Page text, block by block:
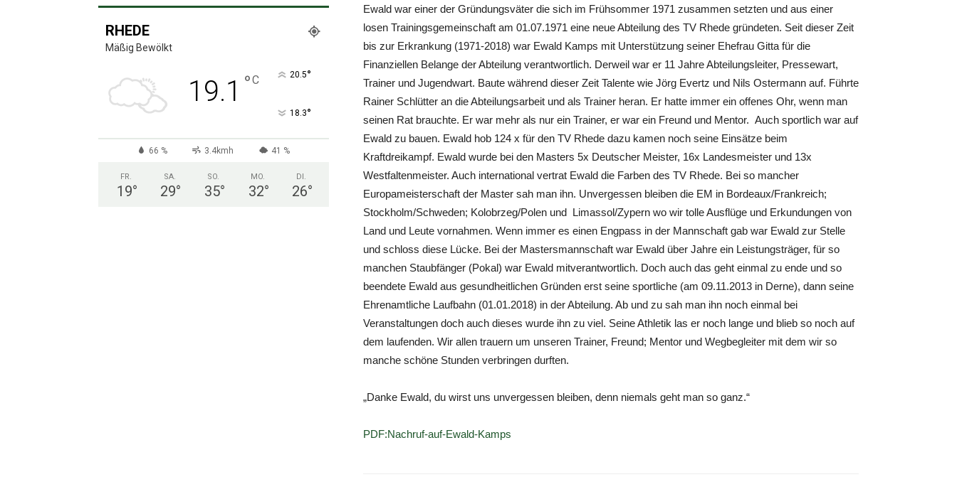
Ewald war einer der Gründungsväter die sich im Frühsommer 1971 zusammen setzten und aus einer
losen Trainingsgemeinschaft am 01.07.1971 eine neue Abteilung des TV Rhede gründeten. Seit dieser Zeit
bis zur Erkrankung (1971-2018) war Ewald Kamps mit Unterstützung seiner Ehefrau Gitta für die
Finanziellen Belange der Abteilung verantwortlich. Derweil war er 11 Jahre Abteilungsleiter, Pressewart,
Trainer und Jugendwart. Baute während dieser Zeit Talente wie Jörg Evertz und Nils Ostermann auf. Führte
Rainer Schlütter an die Abteilungsarbeit und als Trainer heran. Er hatte immer ein offenes Ohr, wenn man
seinen Rat brauchte. Er war mehr als nur ein Trainer, er war ein Freund und Mentor. Auch sportlich war auf
Ewald zu bauen. Ewald hob 124 x für den TV Rhede dazu kamen noch seine Einsätze beim
Kraftdreikampf. Ewald wurde bei den Masters 5x Deutscher Meister, 16x Landesmeister und 13x
Westfaltenmeister. Auch international vertrat Ewald die Farben des TV Rhede. Bei so mancher
Europameisterschaft der Master sah man ihn. Unvergessen bleiben die EM in Bordeaux/Frankreich;
Stockholm/Schweden; Kolobrzeg/Polen und Limassol/Zypern wo wir tolle Ausflüge und Erkundungen von
Land und Leute vornahmen. Wenn immer es einen Engpass in der Mannschaft gab war Ewald zur Stelle
und schloss diese Lücke. Bei der Mastersmannschaft war Ewald über Jahre ein Leistungsträger, für so
manchen Staubfänger (Pokal) war Ewald mitverantwortlich. Doch auch das geht einmal zu ende und so
beendete Ewald aus gesundheitlichen Gründen erst seine sportliche (am 09.11.2013 in Derne), dann seine
Ehrenamtliche Laufbahn (01.01.2018) in der Abteilung. Ab und zu sah man ihn noch einmal bei
Veranstaltungen doch auch dieses wurde ihn zu viel. Seine Athletik las er noch lange und blieb so noch auf
dem laufenden. Wir allen trauern um unseren Trainer, Freund; Mentor und Wegbegleiter mit dem wir so
manche schöne Stunden verbringen durften.
„Danke Ewald, du wirst uns unvergessen bleiben, denn niemals geht man so ganz.“
PDF:Nachruf-auf-Ewald-Kamps
RHEDE
Mäßig Bewölkt
19.1 °C 20.5°
18.3°
66 % 3.4kmh 41 %
FR.
19°
SA.
29°
SO.
35°
MO.
32°
DI.
26°